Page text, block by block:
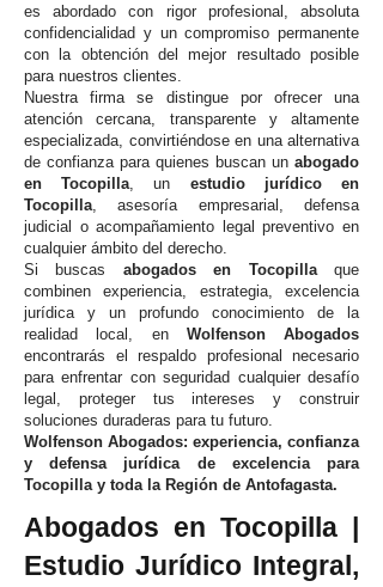
es abordado con rigor profesional, absoluta
confidencialidad y un compromiso permanente
con la obtención del mejor resultado posible
para nuestros clientes.
Nuestra firma se distingue por ofrecer una
atención cercana, transparente y altamente
especializada, convirtiéndose en una alternativa
de confianza para quienes buscan un abogado
en Tocopilla, un estudio jurídico en
Tocopilla, asesoría empresarial, defensa
judicial o acompañamiento legal preventivo en
cualquier ámbito del derecho.
Si buscas abogados en Tocopillaque
combinen experiencia, estrategia, excelencia
jurídica y un profundo conocimiento de la
realidad local, en Wolfenson Abogados
encontrarás el respaldo profesional necesario
para enfrentar con seguridad cualquier desafío
legal, proteger tus intereses y construir
soluciones duraderas para tu futuro.
Wolfenson Abogados: experiencia, confianza
y defensa jurídica de excelencia para
Tocopilla y toda la Región de Antofagasta.
Abogados en Tocopilla |
Estudio Jurídico Integral,